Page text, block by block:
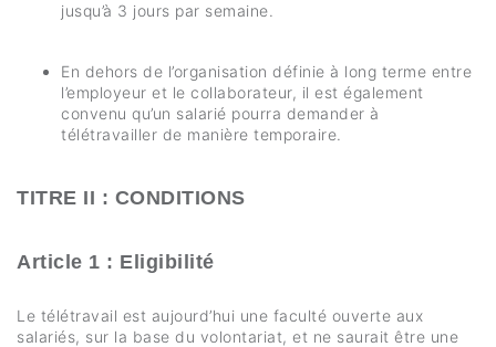
jusqu’à 3 jours par semaine.
En dehors de l’organisation définie à long terme entre
l’employeur et le collaborateur, il est également
convenu qu’un salarié pourra demander à
télétravailler de manière temporaire.
TITRE II : CONDITIONS
Article 1 : Eligibilité
Le télétravail est aujourd’hui une faculté ouverte aux
salariés, sur la base du volontariat, et ne saurait être une